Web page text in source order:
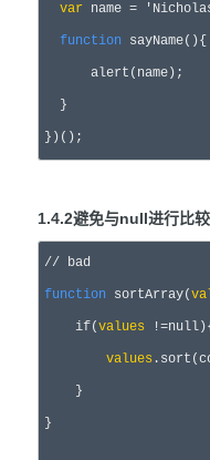
var name =
function sayName(){
      alert(name);
  }
})();
1.4.2避免与null进行比较
// bad
function sortArray(
if(values !=null
values
    }
}